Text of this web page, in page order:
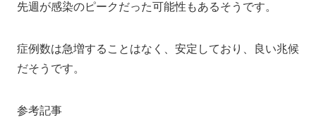
先週が感染のピークだった可能性もあるそうです。
症例数は急増することはなく、安定しており、良い兆候
だそうです。
参考記事